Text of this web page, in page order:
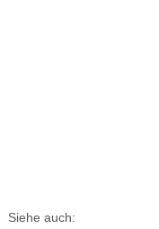
Siehe auch: